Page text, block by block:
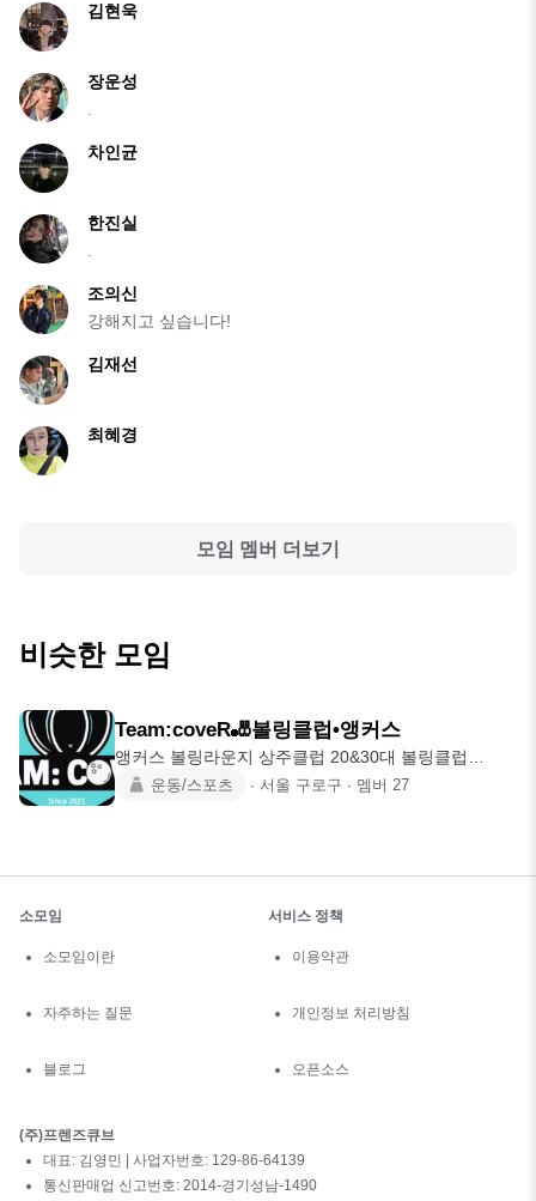
김현욱
장운성
.
차인균
한진실
.
조의신
강해지고 싶습니다!
김재선
최혜경
모임 멤버 더보기
비슷한 모임
Team:coveR🎳볼링클럽•앵커스
앵커스 볼링라운지 상주클럽 20&30대 볼링클럽
Team:coveR 볼링
운동/스포츠 ∙ 서울 구로구 ∙ 멤버 27
소모임
소모임이란
자주하는 질문
블로그
서비스 정책
이용약관
개인정보 처리방침
오픈소스
(주)프렌즈큐브
대표: 김영민 | 사업자번호: 129-86-64139
통신판매업 신고번호: 2014-경기성남-1490